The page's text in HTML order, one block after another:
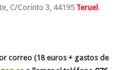
C/Corinto 3, 44195Teruel .
correo (18 euros + gastos de